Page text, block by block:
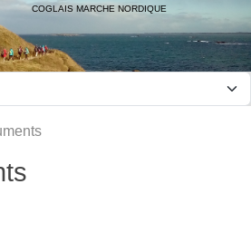
COGLAIS MARCHE NORDIQUE
cookies